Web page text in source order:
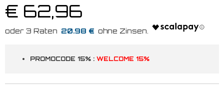
€ 62,96
20.98 €
PROMOCODE 15% : WELCOME 15%